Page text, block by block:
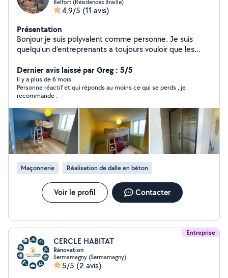
Belfort (Résidences Braille)
4,9/5 (11 avis)
Présentation
Bonjour je suis polyvalent comme personne. Je suis
quelqu'un d'entreprenants a toujours vouloir que les
de savoir si vous seriez intéressés par mes prestations
Dernier avis laissé par Greg : 5/5
Il y a plus de 6 mois
Personne réactif et qui réponds au moins ce qui se perds , je
recommande .
Maçonnerie Réalisation de dalle en béton
Voir le profil Contacter
Entreprise
CERCLE HABITAT
Rénovation
Sermamagny (Sermamagny)
5/5 (2 avis)